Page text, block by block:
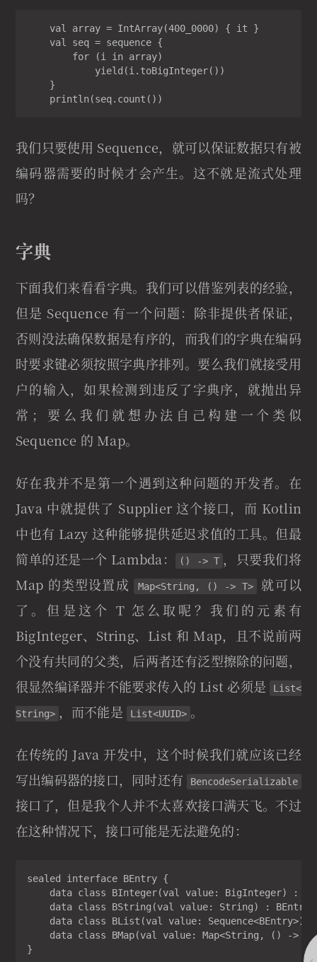
    val array = IntArray(400_0000) { it }
    val seq = sequence {
        for (i in array)
            yield(i.toBigInteger())
    }
    println(seq.count())
我们只要使用 Sequence，就可以保证数据只有被
编码器需要的时候才会产生。这不就是流式处理
吗？
字典
下面我们来看看字典。我们可以借鉴列表的经验，
但是 Sequence 有一个问题：除非提供者保证，
否则没法确保数据是有序的，而我们的字典在编码
时要求键必须按照字典序排列。要么我们就接受用
户的输入，如果检测到违反了字典序，就抛出异
常；要么我们就想办法自己构建一个类似
Sequence 的 Map。
好在我并不是第一个遇到这种问题的开发者。在
Java 中就提供了 Supplier 这个接口，而 Kotlin
中也有 Lazy 这种能够提供延迟求值的工具。但最
简单的还是一个 Lambda：
() -> T ，只要我们将
Map 的类型设置成
Map<String, () -> T>
就可以
了。但是这个 T 怎么取呢？我们的元素有
BigInteger、String、List 和 Map，且不说前两
个没有共同的父类，后两者还有泛型擦除的问题，
很显然编译器并不能要求传入的 List 必须是
List<
String> ，而不能是 List<UUID> 。
在传统的 Java 开发中，这个时候我们就应该已经
写出编码器的接口，同时还有
BencodeSerializable
接口了，但是我个人并不太喜欢接口满天飞。不过
在这种情况下，接口可能是无法避免的：
sealed interface BEntry {
data class BInteger(val value: BigInteger) :
    data class BString(val value: String) : BEntry
data class BList(val value: Sequence<BEntry>)
data class BMap(val value: Map<String, () ->
}